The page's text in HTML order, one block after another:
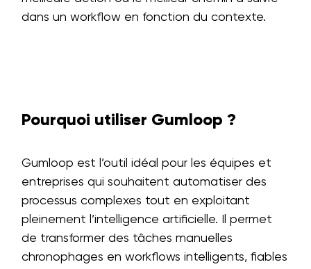
dans un workflow en fonction du contexte.
Pourquoi utiliser Gumloop ?
Gumloop est l’outil idéal pour les équipes et
entreprises qui souhaitent automatiser des
processus complexes tout en exploitant
pleinement l’intelligence artificielle. Il permet
de transformer des tâches manuelles
chronophages en workflows intelligents, fiables